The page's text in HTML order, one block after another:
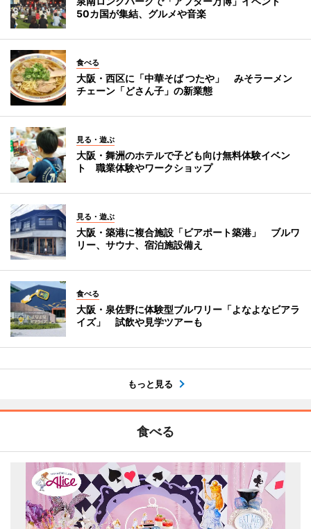
50カ国が集結、グルメや音楽
食べる
大阪・西区に「中華そば つたや」 みそラーメン
チェーン「どさん子」の新業態
見る・遊ぶ
大阪・舞洲のホテルで子ども向け無料体験イベン
ト 職業体験やワークショップ
見る・遊ぶ
大阪・築港に複合施設「ビアポート築港」 ブルワ
リー、サウナ、宿泊施設備え
食べる
大阪・泉佐野に体験型ブルワリー「よなよなビアラ
イズ」 試飲や見学ツアーも
もっと見る
食べる